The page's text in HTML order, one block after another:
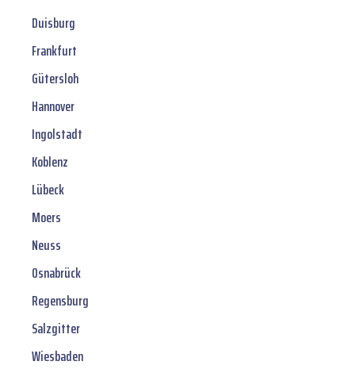
Duisburg
Frankfurt
Gütersloh
Hannover
Ingolstadt
Koblenz
Lübeck
Moers
Neuss
Osnabrück
Regensburg
Salzgitter
Wiesbaden